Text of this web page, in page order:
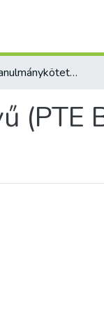
Könyvek - Tanulmánykötetek - idegennyelvű (PTE BTK PTI)
(PTE